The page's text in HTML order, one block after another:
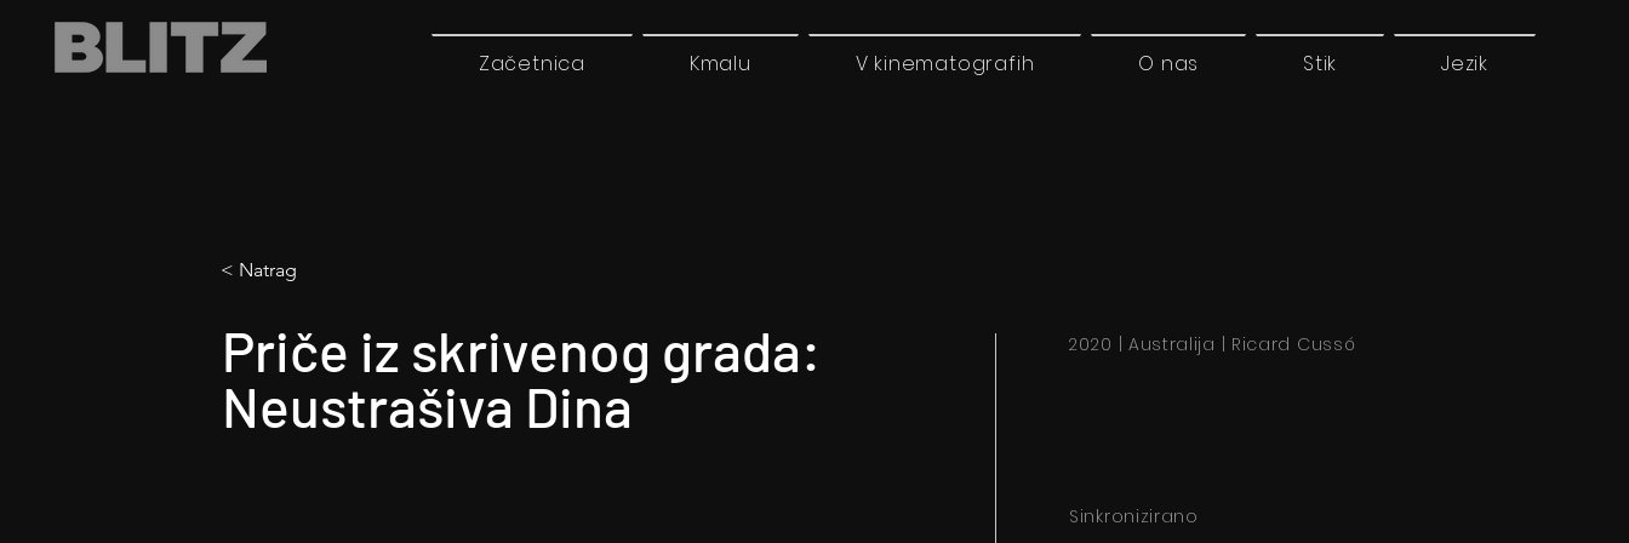
Začetnica Kmalu V kinematografih O nas Stik Jezik
< Natrag
Priče iz skrivenog grada:
Neustrašiva Dina
2020 | Australija | Ricard Cussó
Sinkronizirano